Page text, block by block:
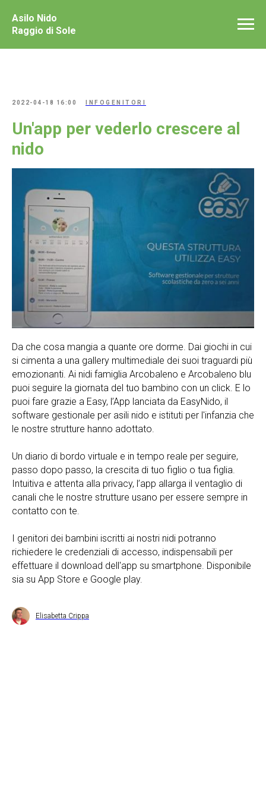
Asilo Nido
Raggio di Sole
2022-04-18 16:00 INFOGENITORI
Un'app per vederlo crescere al
nido
Da che cosa mangia a quante ore dorme. Dai giochi in cui
si cimenta a una gallery multimediale dei suoi traguardi più
emozionanti. Ai nidi famiglia Arcobaleno e Arcobaleno blu
puoi seguire la giornata del tuo bambino con un click. E lo
puoi fare grazie a Easy, l’App lanciata da EasyNido, il
software gestionale per asili nido e istituti per l'infanzia che
le nostre strutture hanno adottato.
Un diario di bordo virtuale e in tempo reale per seguire,
passo dopo passo, la crescita di tuo figlio o tua figlia.
Intuitiva e attenta alla privacy, l’app allarga il ventaglio di
canali che le nostre strutture usano per essere sempre in
contatto con te.
I genitori dei bambini iscritti ai nostri nidi potranno
richiedere le credenziali di accesso, indispensabili per
effettuare il download dell'app su smartphone. Disponibile
sia su App Store e Google play.
Elisabetta Crippa